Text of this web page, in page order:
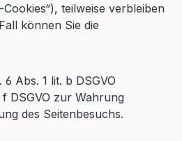
teilweise verbleiben
können Sie die
Abs. 1 lit. b DSGVO
DSGVO zur Wahrung
des Seitenbesuchs.